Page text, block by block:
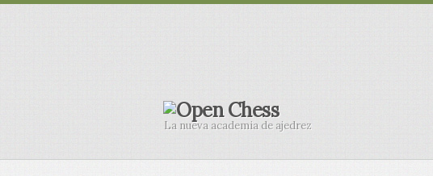
La nueva academia de ajedrez